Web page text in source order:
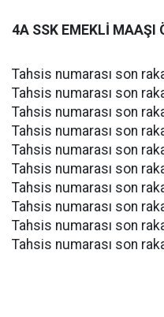
4A SSK EMEKLİ MAAŞI
Tahsis numarası son
Tahsis numarası son
Tahsis numarası son
Tahsis numarası son
Tahsis numarası son
Tahsis numarası son
Tahsis numarası son
Tahsis numarası son
Tahsis numarası son
Tahsis numarası son